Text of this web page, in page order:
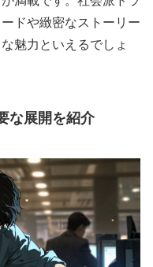
ドや緻密なストーリー
魅力といえるでしょ
な展開を紹介